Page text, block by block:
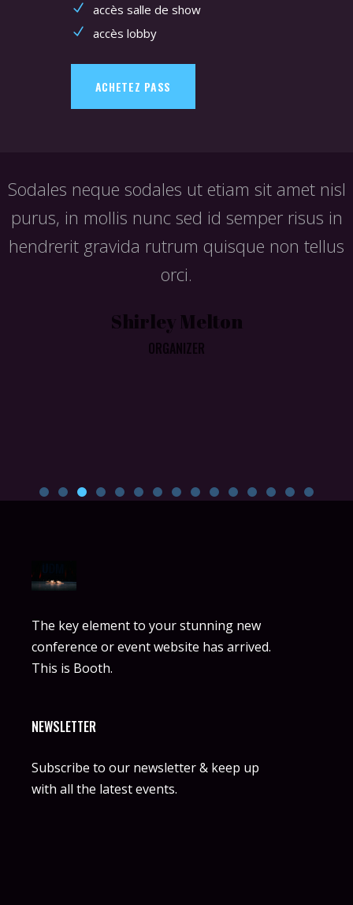
accès salle de show
accès lobby
ACHETEZ PASS
Imperdiet sed euismod nisi porta lorem mollis
aliquam ut porttitor leo a diam sollicitudin
tempor id eu nisl nunc sis mi ipsum faucibus.
DEVELOPER
The key element to your stunning new
conference or event website has arrived.
This is Booth.
NEWSLETTER
Subscribe to our newsletter & keep up
with all the latest events.